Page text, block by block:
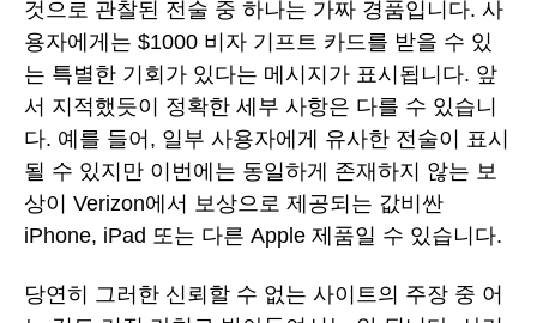
것으로 관찰된 전술 중 하나는 가짜 경품입니다. 사
용자에게는 $1000 비자 기프트 카드를 받을 수 있
는 특별한 기회가 있다는 메시지가 표시됩니다. 앞
서 지적했듯이 정확한 세부 사항은 다를 수 있습니
다. 예를 들어, 일부 사용자에게 유사한 전술이 표시
될 수 있지만 이번에는 동일하게 존재하지 않는 보
상이 Verizon에서 보상으로 제공되는 값비싼
iPhone, iPad 또는 다른 Apple 제품일 수 있습니다.
당연히 그러한 신뢰할 수 없는 사이트의 주장 중 어